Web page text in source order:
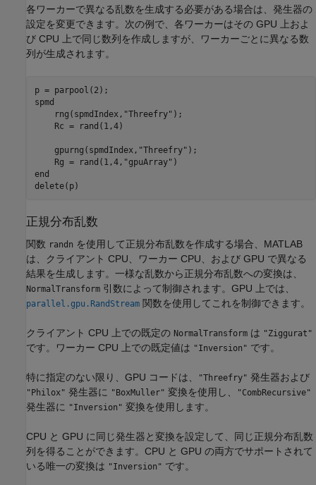
各ワーカーで異なる乱数を生成する必要がある場合は、発生器の
設定を変更できます。次の例で、各ワーカーはその GPU 上およ
び CPU 上で同じ数列を作成しますが、ワーカーごとに異なる数
列が生成されます。
spmd
    rng(spmdIndex,
"Threefry" );
    Rc = rand(1,4)
    gpurng(spmdIndex,
"Threefry" );
    Rg = rand(1,4,
"gpuArray"
end
delete(p)
正規分布乱数
関数 randn を使用して正規分布乱数を作成する場合、MATLAB
は、クライアント CPU、ワーカー CPU、および GPU で異なる
結果を生成します。一様な乱数から正規分布乱数への変換は、
NormalTransform 引数によって制御されます。GPU 上では、
parallel.gpu.RandStream 関数を使用してこれを制御できます。
クライアント CPU 上での既定の NormalTransform は "Ziggurat"
です。ワーカー CPU 上での既定値は "Inversion" です。
特に指定のない限り、GPU コードは、 "Threefry" 発生器および
"Philox" 発生器に "BoxMuller" 変換を使用し、 "CombRecursive"
発生器に "Inversion" 変換を使用します。
CPU と GPU に同じ発生器と変換を設定して、同じ正規分布乱数
列を得ることができます。CPU と GPU の両方でサポートされて
いる唯一の変換は "Inversion" です。